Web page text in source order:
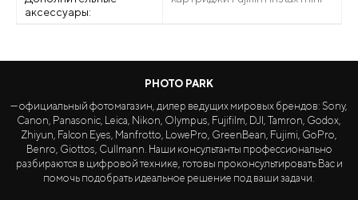
аксессуары:
PHOTO PARK
— официальный фотомагазин, дилер ведущих мировых брендов: Sony,
Canon, Panasonic, Leica, Nikon, Olympus, Fujifilm, DJI, Tamron, Godox,
Zhiyun, Falcon Eyes, Manfrotto, LowePro, GreenBean, Fujimi, GoPro,
Benro, Giottos, Cullmann. Наши консультанты профессионально
разбираются в цифровой технике, готовы проконсультировать Вас и
помочь подобрать идеальное решение под ваши задачи.